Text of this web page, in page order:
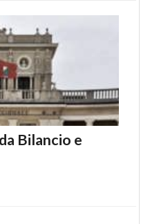
Bilancio e